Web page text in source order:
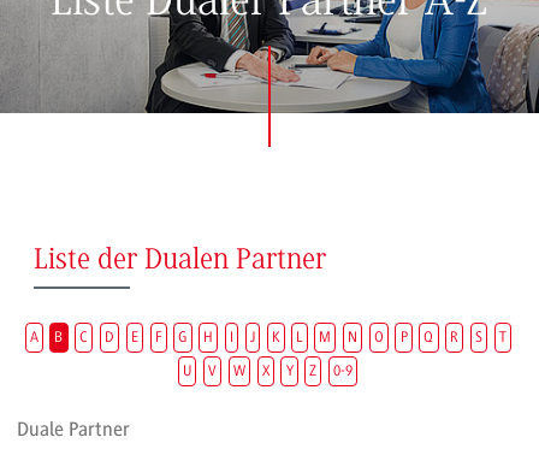
Liste der Dualen Partner
A B C D E F G H I J K L M N O P Q R S
T
U
V W X Y Z 0-9
Duale Partner